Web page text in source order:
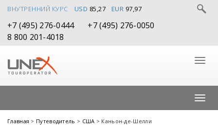
ВНУТРЕННИЙ КУРС USD 85,27 EUR 97,97
+7 (495) 276-0444
+7 (495) 276-0050
8 800 201-4018
Главная > Путеводитель > США > Каньон-де-Шелли